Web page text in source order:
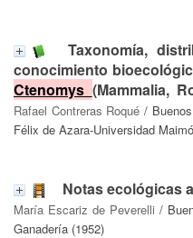
Taxonomía,
conocimiento
Ctenomys (Mammalia,
Rafael Contreras Roqué /
Félix de Azara-Universidad
Notas ecológicas
María Escariz de Peverelli /
Ganadería (1952)